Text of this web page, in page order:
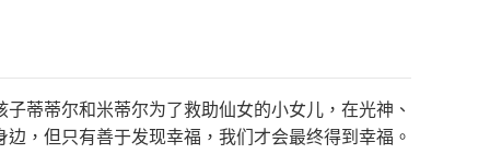
蒂蒂尔和米蒂尔为了救助仙女的小女儿，在光神、
，但只有善于发现幸福，我们才会最终得到幸福。